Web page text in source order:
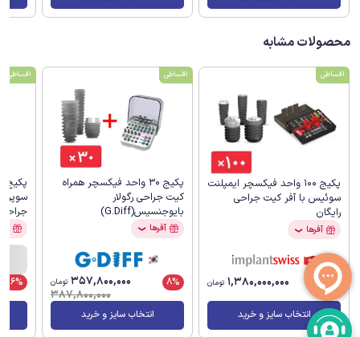
محصولات مشابه
اقساطی
پکیج 100 واحد فیکسچر ایمپلنت
سوئیس با آفر کیت جراحی
رایگان
آفرها ❯
1,380,000,000 تومان
انتخاب سایز و خرید
اقساطی
پکیج 30 واحد فیکسچر همراه
کیت جراحی رگولار
بایوجنسیس(G.Diff)
آفرها ❯
8%
357,800,000 تومان
387,800,000
انتخاب سایز و خرید
اقساطی
جراحی
16%